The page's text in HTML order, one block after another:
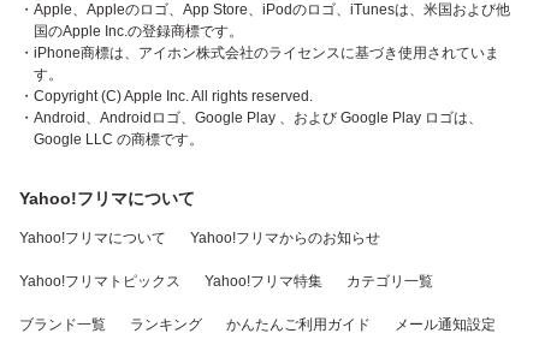
・Apple、Appleのロゴ、App Store、iPodのロゴ、iTunesは、米国および他
国のApple Inc.の登録商標です。
・iPhone商標は、アイホン株式会社のライセンスに基づき使用されていま
す。
・Copyright (C) Apple Inc. All rights reserved.
・Android、Androidロゴ、Google Play 、および Google Play ロゴは、
Google LLC の商標です。
Yahoo!フリマについて
Yahoo!フリマについて Yahoo!フリマからのお知らせ
Yahoo!フリマトピックス Yahoo!フリマ特集 カテゴリ一覧
ブランド一覧 ランキング かんたんご利用ガイド メール通知設定